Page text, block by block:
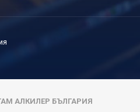
АЛКИЛЕР БЪЛГАРИЯ